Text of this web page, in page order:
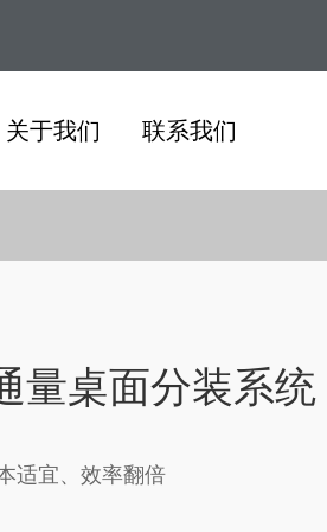
关于我们 联系我们
量桌面分装系统
适宜、效率翻倍